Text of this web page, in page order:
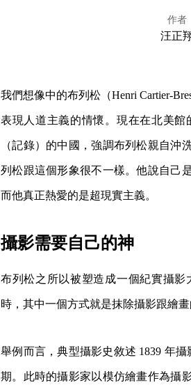
作者
汪正
我們想像中的布列松（Henri Cartier-
表現人道主義的情懷。現在在北美
（記錄）的中國，強調布列松親自
列松跟這個形象很不一樣。他說自己
而他真正熱愛的是超現實主義。
攝影需要自己的神
布列松之所以被塑造成一個紀實攝
時，其中一個方式就是抹除攝影跟繪畫
舉例而言，典型攝影史敘述 1839 年
期。此時的攝影家以模仿繪畫作為攝